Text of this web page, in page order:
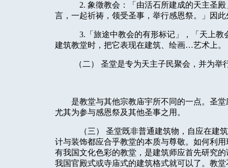
2. 象徵教会：「由活石所建成的天主圣
言，一起祈祷，领受圣事，举行感恩祭。」因
3.「旅途中教会的有形标记」，「天上
建筑教堂时，把它表现在建筑、绘画…艺术上。
（二） 圣堂是专为天主子民聚会，并为
是教堂与其他宗教庙宇所不同的一点。圣
尤其为参与感恩祭及其他圣事之用。
（三） 圣堂既非普通建筑物，自应在建
计与装饰都应合乎教堂的本质与尊敬。如何利
有我国文化色彩的教堂，是建筑师应首先研究
我国官殿式或寺庙式的建筑格式就可以了。教